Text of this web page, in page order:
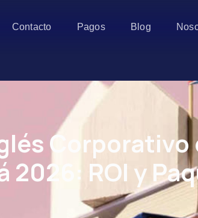
Contacto Pagos Blog
ROI y